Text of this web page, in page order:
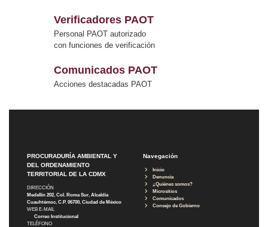
Verificadores PAOT
Personal PAOT autorizado
con funciones de verificación
Comunicados PAOT
Acciones destacadas PAOT
PROCURADURÍA AMBIENTAL Y
DEL ORDENAMIENTO
TERRITORIAL DE LA CDMX
DIRECCIÓN
Medellín 202, Col. Roma Sur, Alcaldía
Cuauhtémoc, C.P. 06700, Ciudad de México
WEB E-MAIL
Correo Institucional
TELÉFONO
Navegación
Inicio
Denuncia
¿Quiénes somos?
Micrositios
Comunicados
Consejo de Gobierno